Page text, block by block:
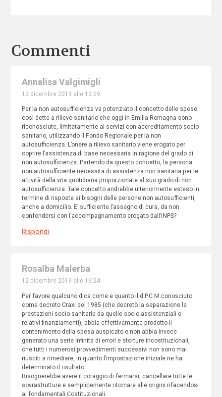
Commenti
Annalisa Valgimigli
12 dicembre 2019 alle 13:09
Per la non autosufficienza va potenziato il concetto delle spese
così dette a rilievo sanitario che oggi in Emilia Romagna sono
riconosciute, limitatamente ai servizi con accreditamento socio-
sanitario, utilizzando il Fondo Regionale per la non
autosufficienza. L’onere a rilievo sanitario viene erogato per
coprire l’assistenza di base necessaria in ragione del grado di
non autosufficienza. Partendo da questo concetto, la persona
non autosufficiente necessita di assistenza non sanitaria per le
attività della vita quotidiana proporzionate al suo grado di non
autosufficienza. Tale concetto andrebbe ulteriormente esteso in
termine di risposte ai bisogni delle persone non autosufficienti,
anche a domicilio. E’ sufficiente l’assegno di cura, da non
confondersi con l’accompagnamento erogato dall’INPS?
Rispondi
Rosalba Malerba
12 dicembre 2019 alle 16:24
Per favore qualcuno dica come e quanto il d.P.C.M.conosciuto
come decreto Craxi del 1985 (che decretò la separazione le
prestazioni socio-sanitarie da quelle socio-assistenziali e
relativi finanziamenti), abbia effettivamente prodotto il
contenimento della spesa auspicato e non abbia invece
generato una serie infinita di errori e storture incostituzionali,
che tutti i numerosi provvedimenti successivi non sono mai
riusciti a rimediare, in quanto l’impostazione iniziale ne ha
determinato il risultato.
Bisognerebbe avere il coraggio di fermarsi, cancellare tutte le
sovrastrutture e semplicemente ritornare alle origini rifacendosi
ai fondamentali Costituzionali.